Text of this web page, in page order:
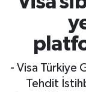
- Visa Türkiye
Tehdit
MEDYA
SPOR
SAĞLIK
Zonguldak
TFF 3.Lig
Tüm